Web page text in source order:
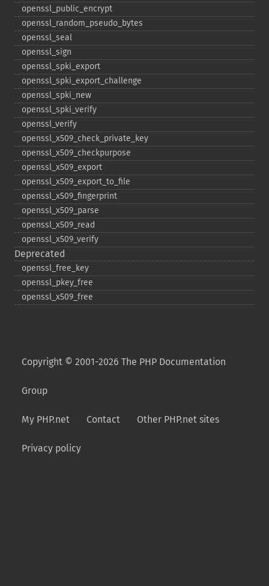
openssl_​public_​encrypt
openssl_​random_​pseudo_​bytes
openssl_​seal
openssl_​sign
openssl_​spki_​export
openssl_​spki_​export_​challenge
openssl_​spki_​new
openssl_​spki_​verify
openssl_​verify
openssl_​x509_​check_​private_​key
openssl_​x509_​checkpurpose
openssl_​x509_​export
openssl_​x509_​export_​to_​file
openssl_​x509_​fingerprint
openssl_​x509_​parse
openssl_​x509_​read
openssl_​x509_​verify
Deprecated
openssl_​free_​key
openssl_​pkey_​free
openssl_​x509_​free
Copyright © 2001-2026 The PHP Documentation
Group
My PHP.net Contact Other PHP.net sites
Privacy policy